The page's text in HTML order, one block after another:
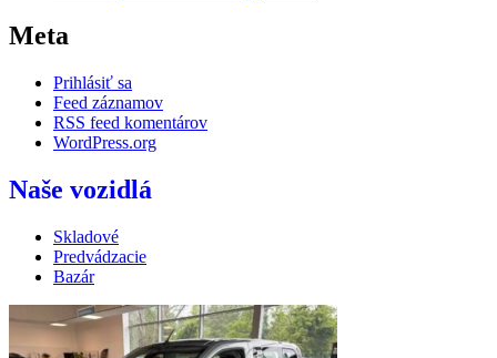
Meta
Prihlásiť sa
Feed záznamov
RSS feed komentárov
WordPress.org
Naše vozidlá
Skladové
Predvádzacie
Bazár